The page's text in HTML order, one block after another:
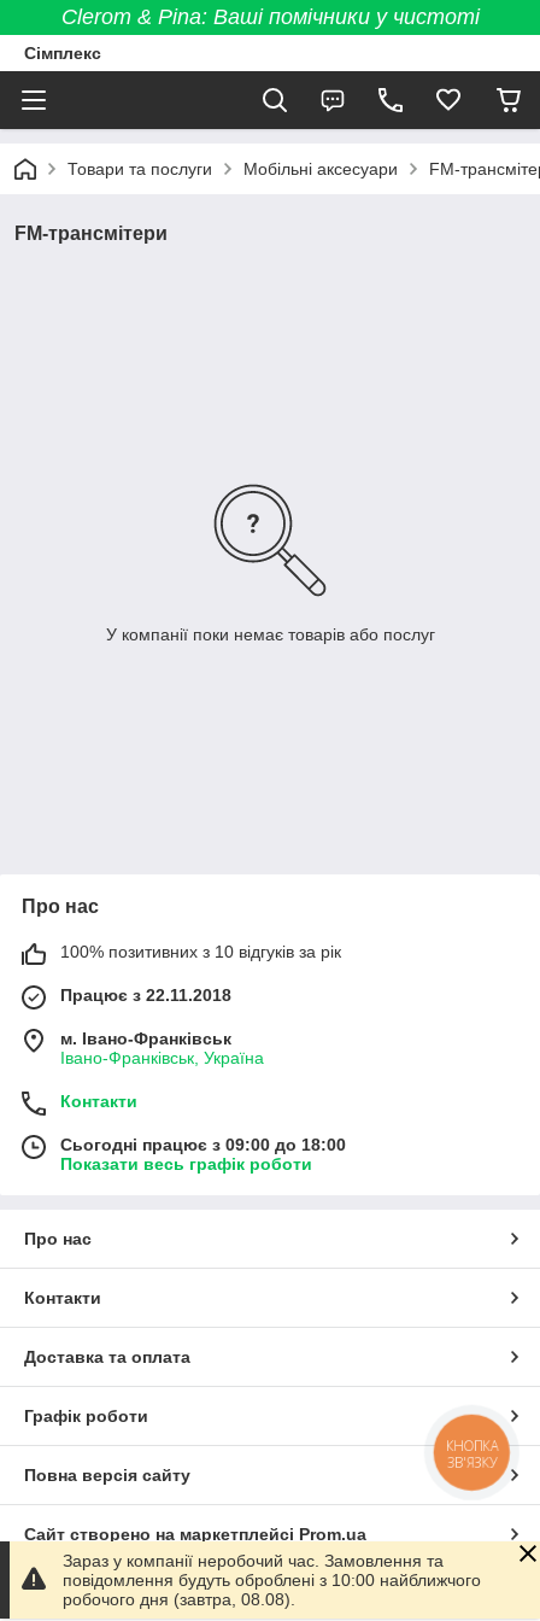
Clerom & Pina: Ваші помічники у чистоті
Сімплекс
Товари та послуги Мобільні аксесуари FM-
FM-трансмітери
У компанії поки немає товарів або послуг
Про нас
100% позитивних з 10 відгуків за рік
Працює з 22.11.2018
м. Івано-Франківськ
Івано-Франківськ, Україна
Контакти
Сьогодні працює з 09:00 до 18:00
Показати весь графік роботи
Про нас
Контакти
Доставка та оплата
Графік роботи
Повна версія сайту
Сайт створено на маркетплейсі Prom.ua
Політика конфіденційності
Зараз у компанії неробочий час. Замовлення та
повідомлення будуть оброблені з 10:00 найближчого
робочого дня (завтра, 08.08).
КНОПКА
ЗВ'ЯЗКУ